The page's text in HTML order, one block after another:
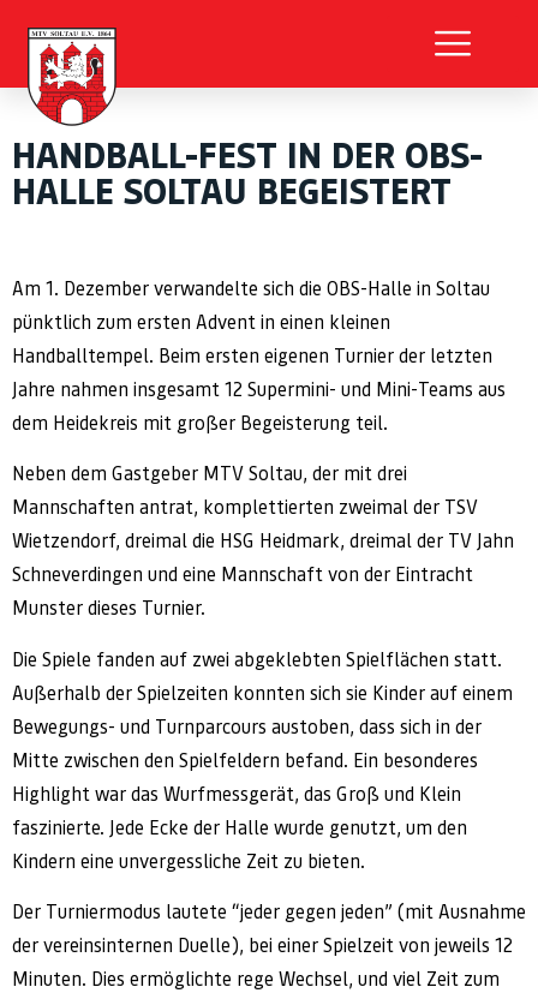
HANDBALL-FEST IN DER OBS-
HALLE SOLTAU BEGEISTERT
Am 1. Dezember verwandelte sich die OBS-Halle in Soltau
pünktlich zum ersten Advent in einen kleinen
Handballtempel. Beim ersten eigenen Turnier der letzten
Jahre nahmen insgesamt 12 Supermini- und Mini-Teams aus
dem Heidekreis mit großer Begeisterung teil.
Neben dem Gastgeber MTV Soltau, der mit drei
Mannschaften antrat, komplettierten zweimal der TSV
Wietzendorf, dreimal die HSG Heidmark, dreimal der TV Jahn
Schneverdingen und eine Mannschaft von der Eintracht
Munster dieses Turnier.
Die Spiele fanden auf zwei abgeklebten Spielflächen statt.
Außerhalb der Spielzeiten konnten sich sie Kinder auf einem
Bewegungs- und Turnparcours austoben, dass sich in der
Mitte zwischen den Spielfeldern befand. Ein besonderes
Highlight war das Wurfmessgerät, das Groß und Klein
faszinierte. Jede Ecke der Halle wurde genutzt, um den
Kindern eine unvergessliche Zeit zu bieten.
Der Turniermodus lautete “jeder gegen jeden” (mit Ausnahme
der vereinsinternen Duelle), bei einer Spielzeit von jeweils 12
Minuten. Dies ermöglichte rege Wechsel, und viel Zeit zum